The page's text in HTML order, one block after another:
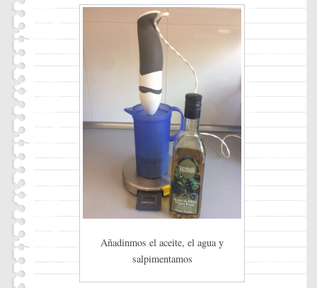
Añadinmos el aceite, el agua y
salpimentamos